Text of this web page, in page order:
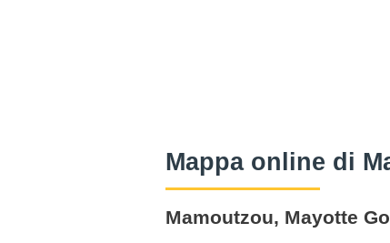
Mappa online di
Mamoutzou, Mayotte